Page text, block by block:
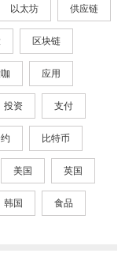
以太坊 供应链
区块链
应用
投资 支付
比特币
美国 英国
韩国 食品